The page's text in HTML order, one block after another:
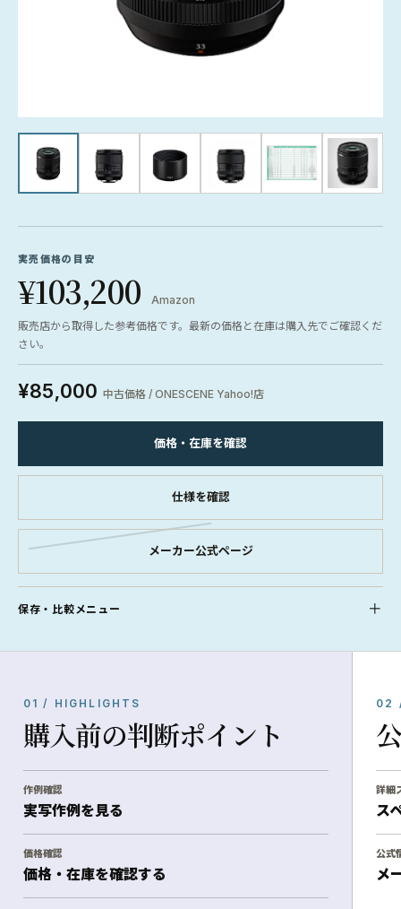
実売価格の目安
¥103,200
Amazon
販売店から取得した参考価格です。最新の価格と在庫は購入先でご確認くだ
さい。
¥85,000 中古価格 / ONESCENE Yahoo!店
価格・在庫を確認
仕様を確認
メーカー公式ページ
保存・比較メニュー
01 / HIGHLIGHTS
購入前の判断ポイント
作例確認
実写作例を見る
価格確認
価格・在庫を確認する
02
詳細
ス
公式
メ